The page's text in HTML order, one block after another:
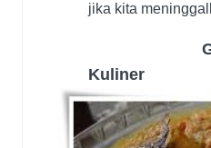
jika kita
Kuliner